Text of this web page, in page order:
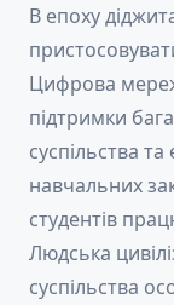
В епоху
Цифрова
підтримки
суспільства
навчальних
студентів
Людська
суспільства